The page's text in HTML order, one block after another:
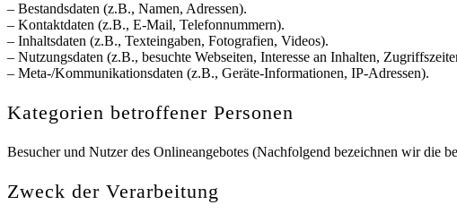
– Bestandsdaten (z.B., Namen, Adressen).
– Kontaktdaten (z.B., E-Mail, Telefonnummern).
– Inhaltsdaten (z.B., Texteingaben, Fotografien, Videos).
– Nutzungsdaten (z.B., besuchte Webseiten, Interesse an Inhalten,
– Meta-/Kommunikationsdaten (z.B., Geräte-Informationen, IP-Adressen).
Kategorien betroffener Personen
Besucher und Nutzer des Onlineangebotes (Nachfolgend bezeichnen wir die
Zweck der Verarbeitung